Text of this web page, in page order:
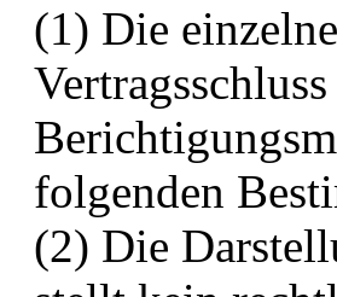
(1) Die
folgenden
(2) Die